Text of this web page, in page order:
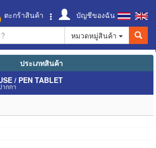
ตะกร้าสินค้า
บัญชีของฉัน
หมวดหมู่สินค้า
ประเภทสินค้า
/ PEN TABLET
ากกา